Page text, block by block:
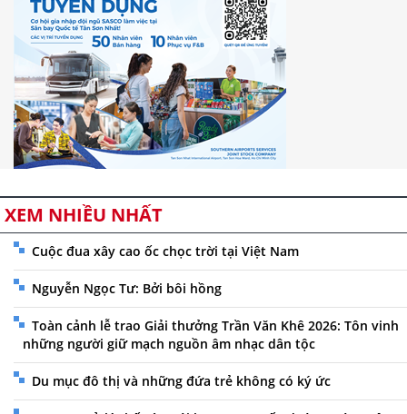
XEM NHIỀU NHẤT
Cuộc đua xây cao ốc chọc trời tại Việt Nam
Nguyễn Ngọc Tư: Bởi bôi hồng
Toàn cảnh lễ trao Giải thưởng Trần Văn Khê 2026: Tôn vinh
những người giữ mạch nguồn âm nhạc dân tộc
Du mục đô thị và những đứa trẻ không có ký ức